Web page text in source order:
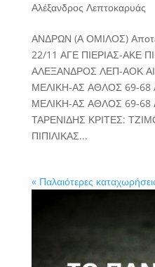
Αλέξανδρος Λεπτοκαρυάς
ΑΝΔΡΩΝ (Α ΟΜΙΛΟΣ)
22/11 ΑΓΕ ΠΙΕΡΙΑΣ-ΑΚΕ
ΑΛΕΞΑΝΔΡΟΣ ΛΕΠ-ΑΟΚ
ΜΕΛΙΚΗ-ΑΣ ΑΘΛΟΣ 69-68
ΜΕΛΙΚΗ-ΑΣ ΑΘΛΟΣ 69-68
ΤΑΡΕΝΙΔΗΣ ΚΡΙΤΕΣ:
ΠΙΠΙΛΙΚΑΣ...
« Παλαιότερες